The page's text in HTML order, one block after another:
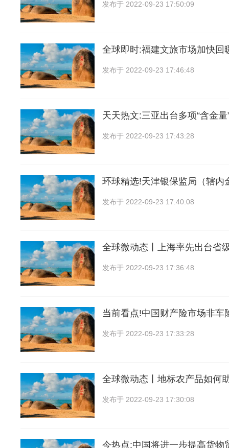
发布于 2022-09-23 17:50:09
全球即时:福建文旅市场加快回
发布于 2022-09-23 17:46:48
天天热文:三亚出台多项“含金量
发布于 2022-09-23 17:43:28
环球精选!天津银保监局（辖内
发布于 2022-09-23 17:40:08
全球微动态丨上海率先出台省
发布于 2022-09-23 17:36:48
当前看点!中国财产险市场非车
发布于 2022-09-23 17:33:28
全球微动态丨地标农产品如何
发布于 2022-09-23 17:30:08
今热点:中国将进一步提高货物